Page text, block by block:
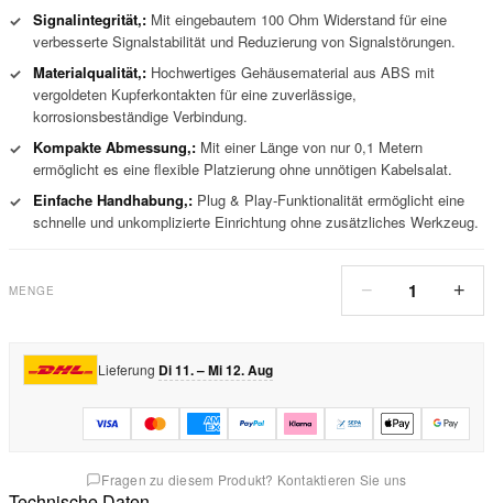
✓ Signalintegrität,: Mit eingebautem 100 Ohm Widerstand für eine
verbesserte Signalstabilität und Reduzierung von Signalstörungen.
✓ Materialqualität,: Hochwertiges Gehäusematerial aus ABS mit
vergoldeten Kupferkontakten für eine zuverlässige,
korrosionsbeständige Verbindung.
✓
Kompakte Abmessung,: Mit einer Länge von nur 0,1 Metern
ermöglicht es eine flexible Platzierung ohne unnötigen Kabelsalat.
✓
Einfache Handhabung,: Plug & Play-Funktionalität ermöglicht eine
schnelle und unkomplizierte Einrichtung ohne zusätzliches Werkzeug.
MENGE − 1 +
Lieferung Di 11. – Mi 12. Aug
Fragen zu diesem Produkt? Kontaktieren Sie uns